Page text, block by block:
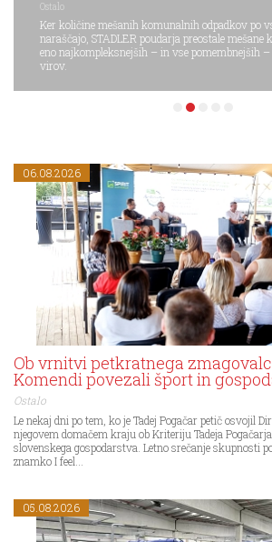
Ostalo
Ker količine mešanih komunalnih odpadkov po
naraščajo, STADLER poudarja preostale mešane
eno najkompleksnejših – in vse pomembnejših –
virov.
06.08.2026
Ob vrnitvi petkratnega
Komendi povezali šport in
Ostalo
Le nekaj dni po tem, ko je Tadej Pogačar petič osvojil
njegovem domačem kraju ob Kriteriju Tadeja
slovenskega gospodarstva. Letno srečanje skupnosti
znamko I feel...
05.08.2026